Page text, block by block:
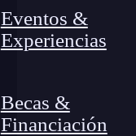
Eventos &
Experiencias
Becas &
Financiación